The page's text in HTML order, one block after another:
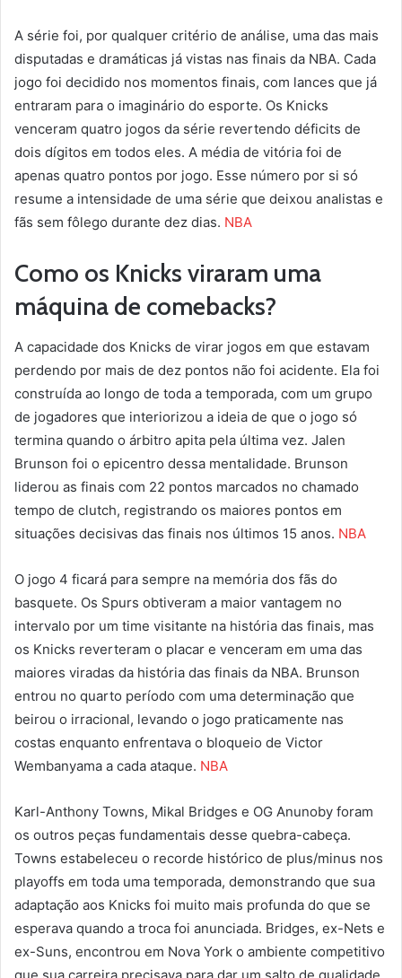
A série foi, por qualquer critério de análise, uma das mais
disputadas e dramáticas já vistas nas finais da NBA. Cada
jogo foi decidido nos momentos finais, com lances que já
entraram para o imaginário do esporte. Os Knicks
venceram quatro jogos da série revertendo déficits de
dois dígitos em todos eles. A média de vitória foi de
apenas quatro pontos por jogo. Esse número por si só
resume a intensidade de uma série que deixou analistas e
fãs sem fôlego durante dez dias. NBA
Como os Knicks viraram uma
máquina de comebacks?
A capacidade dos Knicks de virar jogos em que estavam
perdendo por mais de dez pontos não foi acidente. Ela foi
construída ao longo de toda a temporada, com um grupo
de jogadores que interiorizou a ideia de que o jogo só
termina quando o árbitro apita pela última vez. Jalen
Brunson foi o epicentro dessa mentalidade. Brunson
liderou as finais com 22 pontos marcados no chamado
tempo de clutch, registrando os maiores pontos em
situações decisivas das finais nos últimos 15 anos. NBA
O jogo 4 ficará para sempre na memória dos fãs do
basquete. Os Spurs obtiveram a maior vantagem no
intervalo por um time visitante na história das finais, mas
os Knicks reverteram o placar e venceram em uma das
maiores viradas da história das finais da NBA. Brunson
entrou no quarto período com uma determinação que
beirou o irracional, levando o jogo praticamente nas
costas enquanto enfrentava o bloqueio de Victor
Wembanyama a cada ataque. NBA
Karl-Anthony Towns, Mikal Bridges e OG Anunoby foram
os outros peças fundamentais desse quebra-cabeça.
Towns estabeleceu o recorde histórico de plus/minus nos
playoffs em toda uma temporada, demonstrando que sua
adaptação aos Knicks foi muito mais profunda do que se
esperava quando a troca foi anunciada. Bridges, ex-Nets e
ex-Suns, encontrou em Nova York o ambiente competitivo